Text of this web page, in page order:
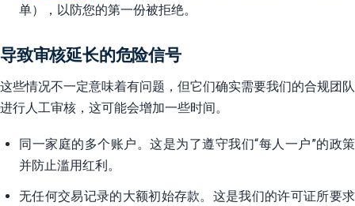
单），以防您的第一份被拒绝。
导致审核延长的危险信号
这些情况不一定意味着有问题，但它们确实需要我们的合规团队
进行人工审核，这可能会增加一些时间。
同一家庭的多个账户。这是为了遵守我们“每人一户”的政策
并防止滥用红利。
无任何交易记录的大额初始存款。这是我们的许可证所要求